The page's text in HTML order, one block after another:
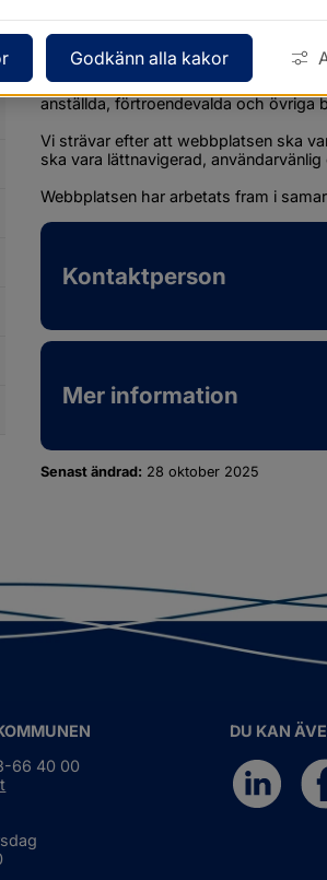
Det ska vara lätt att hitta uppgifter
Webbplatsen ska också användas
intresse hos potentiella invånare och
anställda, förtroendevalda och övriga
Vi strävar efter att webbplatsen ska
ska vara lättnavigerad,
Webbplatsen har arbetats fram i
Kontaktperson
Mer information
Senast ändrad: 28 oktober 2025
66 40 00
DU KAN
Godkänn alla kakor